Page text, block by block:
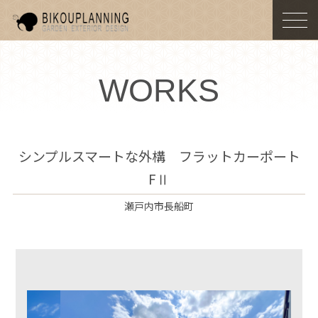
WORKS
シンプルスマートな外構 フラットカーポート
FⅡ
瀬戸内市長船町